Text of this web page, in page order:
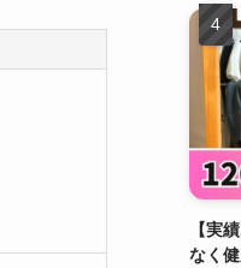
【実
なく